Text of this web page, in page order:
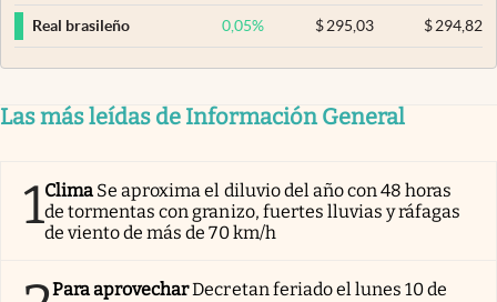
Real brasileño 0,05% $ 295,03 $294,82
Las más leídas de Información General
1Clima Se aproxima el diluvio del año con 48 horas
de tormentas con granizo, fuertes lluvias y ráfagas
de viento de más de 70 km/h
Para aprovecharDecretan feriado el lunes 10 de